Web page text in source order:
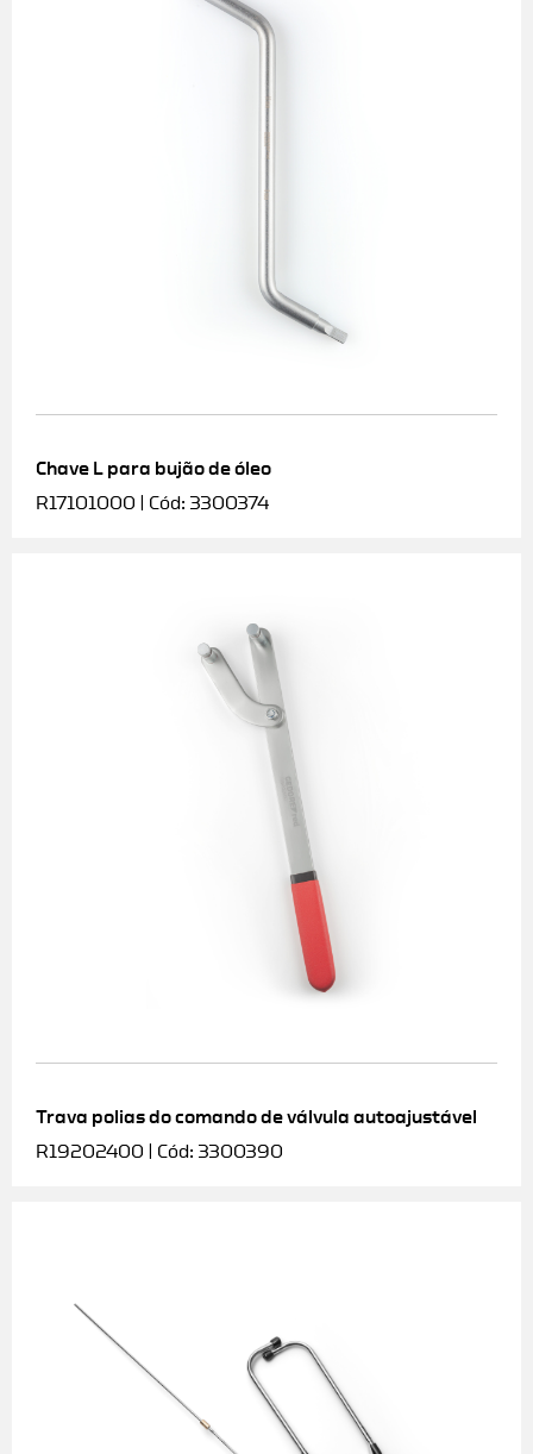
Chave L para bujão de óleo
R17101000 | Cód: 3300374
Trava polias do comando de válvula autoajustável
R19202400 | Cód: 3300390